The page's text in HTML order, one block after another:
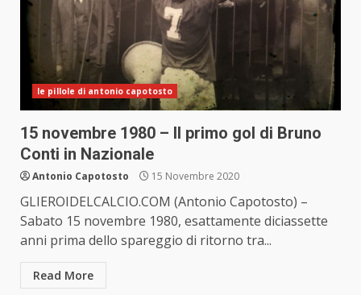
le pillole di antonio capotosto
15 novembre 1980 – Il primo gol di Bruno
Conti in Nazionale
Antonio Capotosto 15 Novembre 2020
GLIEROIDELCALCIO.COM (Antonio Capotosto) –
Sabato 15 novembre 1980, esattamente diciassette
anni prima dello spareggio di ritorno tra...
Read More